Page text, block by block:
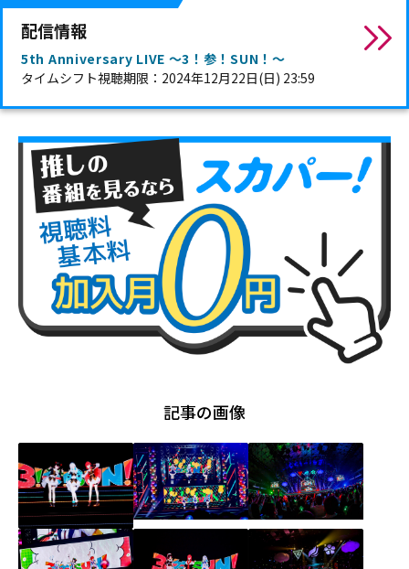
配信情報
5th Anniversary LIVE 〜3！参！SUN！〜
タイムシフト視聴期限：2024年12月22日(日) 23:59
記事の画像